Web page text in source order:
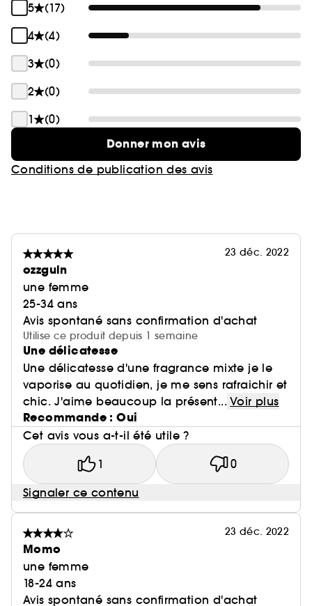
5
(17)
4
(4)
3
(0)
2
(0)
1
(0)
Donner mon avis
Conditions de publication des avis
23 déc. 2022
ozzguln
une femme
25-34 ans
Avis spontané sans confirmation d'achat
Utilise ce produit depuis 1 semaine
Une délicatesse
Une délicatesse d'une fragrance mixte je le
vaporise au quotidien, je me sens rafraichir et
chic. J'aime beaucoup la présent... Voir plus
Recommande : Oui
Cet avis vous a-t-il été utile ?
1 0
Signaler ce contenu
23 déc. 2022
Momo
une femme
18-24 ans
Avis spontané sans confirmation d'achat